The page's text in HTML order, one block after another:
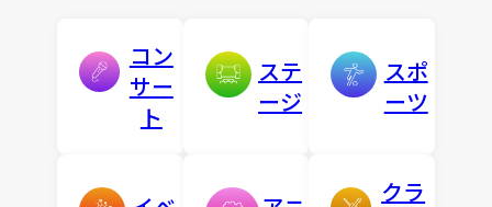
コン
サー
ト
ステ
ージ
スポ
ーツ
クラ